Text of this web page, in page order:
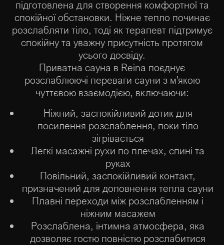
підготовлена для створення комфортної та
спокійної обстановки. Ніжне тепло починає
розслабляти тіло, тоді як терапевт підтримує
спокійну та уважну присутність протягом
усього досвіду.
Приватна сауна в Reina поєднує
розслаблюючі переваги сауни з м'якою
чуттєвою взаємодією, включаючи:
Ніжний, заспокійливий дотик для
посилення розслаблення, поки тіло
зігрівається
Легкі масажні рухи по плечах, спині та
руках
Повільний, заспокійливий контакт,
призначений для доповнення тепла сауни
Плавні переходи між розслабленням і
ніжним масажем
Розслаблена, інтимна атмосфера, яка
дозволяє гостю повністю розслабитися